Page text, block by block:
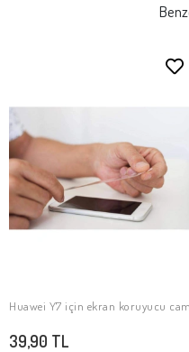
SEPETE EKLE
Huawei Y7 için ekran koruyucu cam
39,90 TL